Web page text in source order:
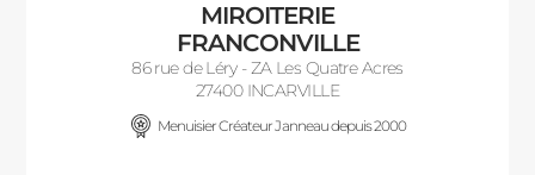
MIROITERIE
FRANCONVILLE
86 rue de Léry - ZA Les Quatre Acres
27400 INCARVILLE
Menuisier Créateur Janneau depuis 2000